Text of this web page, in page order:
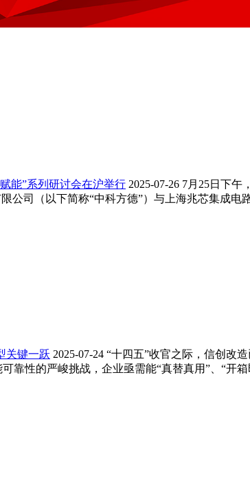
能”系列研讨会在沪举行 2025-07-26 7月25日下午
公司（以下简称“中科方德”）与上海兆芯集成电
关键一跃 2025-07-24 “十四五”收官之际，信创改
靠性的严峻挑战，企业亟需能“真替真用”、“开